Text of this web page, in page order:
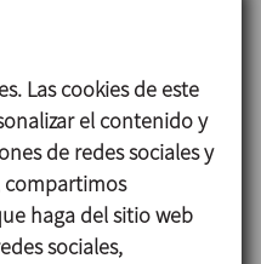
, son rápidamente
axial del
radial desde el centro
depósito.
distribuye
Las cookies de este
el contenido y
de redes sociales y
compartimos
haga del sitio web
sociales,